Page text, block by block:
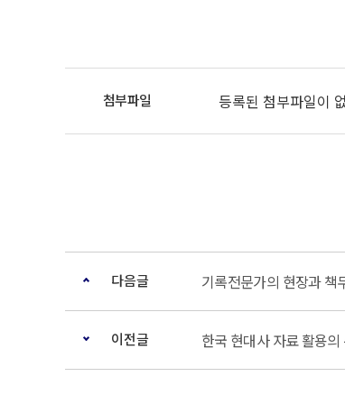
등록된 첨부파일이
다음글 기록전문가의 현장과 책
이전글 한국 현대사 자료 활용